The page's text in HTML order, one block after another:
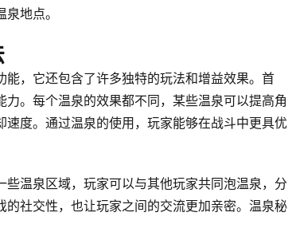
地点。
能，它还包含了许多独特的玩法和增益效果。首
。每个温泉的效果都不同，某些温泉可以提高角
度。通过温泉的使用，玩家能够在战斗中更具优
温泉区域，玩家可以与其他玩家共同泡温泉，分
社交性，也让玩家之间的交流更加亲密。温泉秘